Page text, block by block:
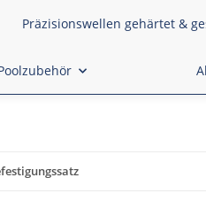
Präzisionswellen gehärtet &